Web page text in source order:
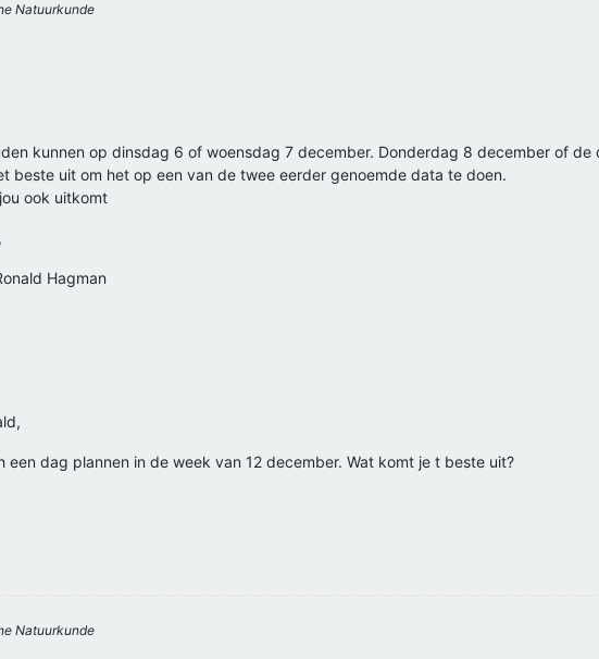
Natuurkunde
kunnen op dinsdag 6 of woensdag 7 december. Donderdag 8 december of
beste uit om het op een van de twee eerder genoemde data te doen.
ook uitkomt
Hagman
een dag plannen in de week van 12 december. Wat komt je t beste uit?
Natuurkunde